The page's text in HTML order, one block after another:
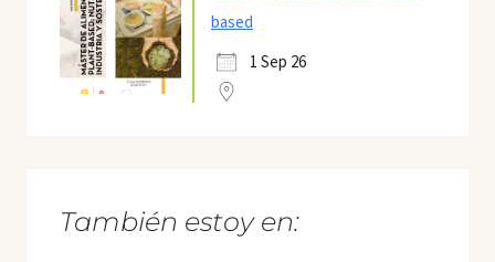
based
1 Sep 26
También estoy en: